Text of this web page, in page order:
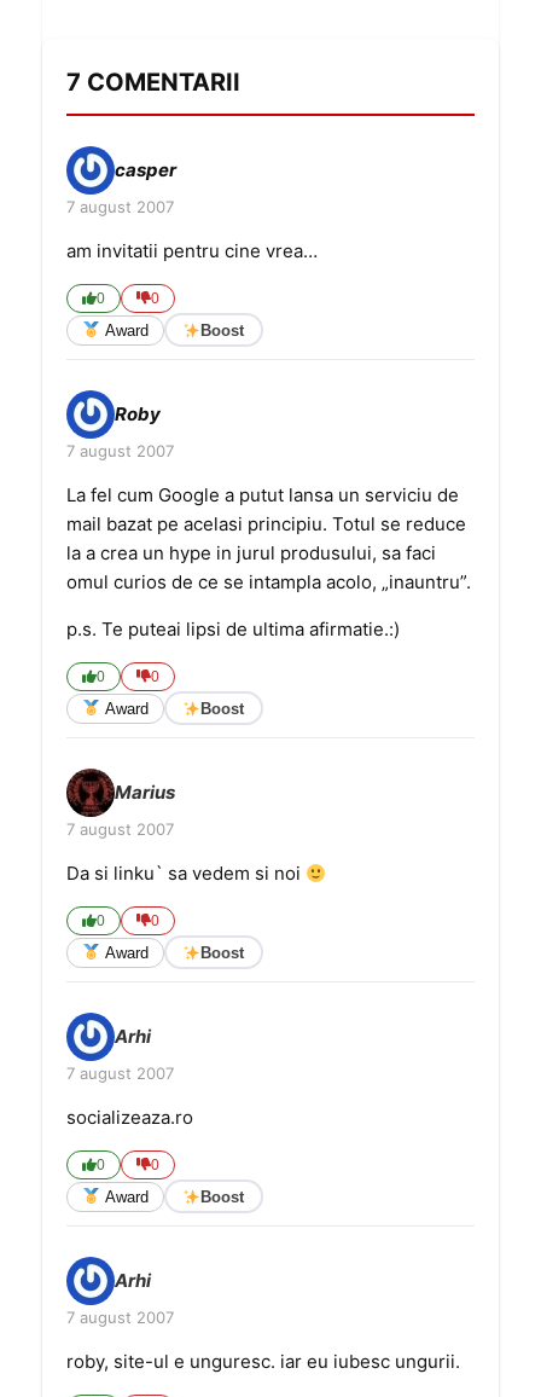
7 COMENTARII
casper
7 august 2007
am invitatii pentru cine vrea…
0 0
Award Boost
Roby
7 august 2007
La fel cum Google a putut lansa un serviciu de
mail bazat pe acelasi principiu. Totul se reduce
la a crea un hype in jurul produsului, sa faci
omul curios de ce se intampla acolo, „inauntru”.
p.s. Te puteai lipsi de ultima afirmatie.:)
0 0
Award Boost
Marius
7 august 2007
Da si linku` sa vedem si noi
0 0
Award Boost
Arhi
7 august 2007
socializeaza.ro
0 0
Award Boost
Arhi
7 august 2007
roby, site-ul e unguresc. iar eu iubesc ungurii.